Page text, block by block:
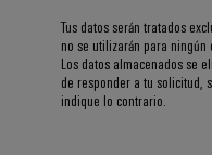
Tus datos serán tratados
no se utilizarán para ningún
Los datos almacenados se
de responder a tu solicitud,
indique lo contrario.